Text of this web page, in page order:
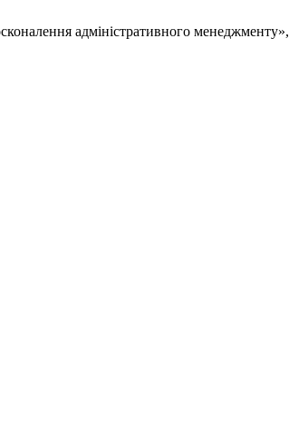
адміністративного менеджменту»,